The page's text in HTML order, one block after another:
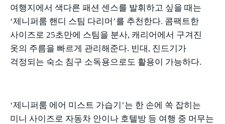
여행지에서 색다른 패션 센스를 발휘하고 싶을 때는
‘제니퍼룸 핸디 스팀 다리머 ’를 추천한다. 콤팩트한
사이즈로 25초만에 스팀을 분사, 캐리어에서 구겨진
옷의 주름을 빠르게 관리해준다. 빈대 , 진드기가
걱정되는 숙소 침구 소독용으로도 활용이 가능하다.
‘제니퍼룸 에어 미스트 가습기 ’는 한 손에 쏙 잡히는
미니 사이즈로 자동차 안이나 호텔방 등 여행 중 머무는